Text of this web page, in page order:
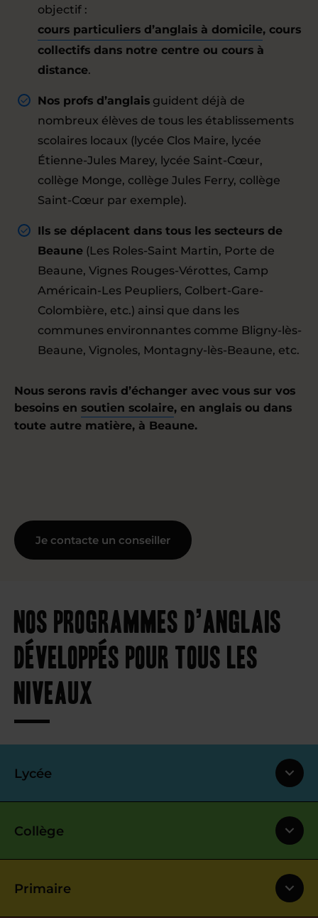
objectif :
cours particuliers d’anglais à domicile, cours
collectifs dans notre centre ou cours à
distance.
Nos profs d’anglais guident déjà de
nombreux élèves de tous les établissements
scolaires locaux (lycée Clos Maire, lycée
Étienne-Jules Marey, lycée Saint-Cœur,
collège Monge, collège Jules Ferry, collège
Saint-Cœur par exemple).
Ils se déplacent dans tous les secteurs de
Beaune (Les Roles-Saint Martin, Porte de
Beaune, Vignes Rouges-Vérottes, Camp
Américain-Les Peupliers, Colbert-Gare-
Colombière, etc.) ainsi que dans les
communes environnantes comme Bligny-lès-
Beaune, Vignoles, Montagny-lès-Beaune, etc.
Nous serons ravis d’échanger avec vous sur vos
besoins en soutien scolaire, en anglais ou dans
toute autre matière, à Beaune.
Je contacte un conseiller
Nos programmes d’anglais
développés pour tous les
niveaux
Lycée
Collège
Primaire